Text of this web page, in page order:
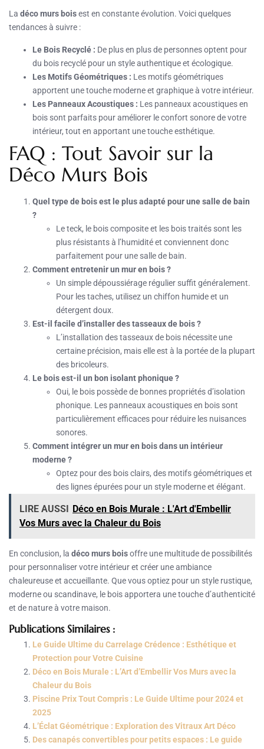
La déco murs boisest en constante évolution. Voici quelques
tendances à suivre :
Le Bois Recyclé : De plus en plus de personnes optent pour
du bois recyclé pour un style authentique et écologique.
Les Motifs Géométriques : Les motifs géométriques
apportent une touche moderne et graphique à votre intérieur.
Les Panneaux Acoustiques : Les panneaux acoustiques en
bois sont parfaits pour améliorer le confort sonore de votre
intérieur, tout en apportant une touche esthétique.
FAQ : Tout Savoir sur la
Déco Murs Bois
Quel type de bois est le plus adapté pour une salle de bain
?
Le teck, le bois composite et les bois traités sont les
plus résistants à l’humidité et conviennent donc
parfaitement pour une salle de bain.
Comment entretenir un mur en bois ?
Un simple dépoussiérage régulier suffit généralement.
Pour les taches, utilisez un chiffon humide et un
détergent doux.
Est-il facile d’installer des tasseaux de bois ?
L’installation des tasseaux de bois nécessite une
certaine précision, mais elle est à la portée de la plupart
des bricoleurs.
Le bois est-il un bon isolant phonique ?
Oui, le bois possède de bonnes propriétés d’isolation
phonique. Les panneaux acoustiques en bois sont
particulièrement efficaces pour réduire les nuisances
sonores.
Comment intégrer un mur en bois dans un intérieur
moderne ?
Optez pour des bois clairs, des motifs géométriques et
des lignes épurées pour un style moderne et élégant.
LIRE AUSSI
Déco en Bois Murale : L'Art d'Embellir
Vos Murs avec la Chaleur du Bois
En conclusion, la déco murs boisoffre une multitude de possibilités
pour personnaliser votre intérieur et créer une ambiance
chaleureuse et accueillante. Que vous optiez pour un style rustique,
moderne ou scandinave, le bois apportera une touche d’authenticité
et de nature à votre maison.
Publications Similaires :
Le Guide Ultime du Carrelage Crédence : Esthétique et
Protection pour Votre Cuisine
Déco en Bois Murale : L’Art d’Embellir Vos Murs avec la
Chaleur du Bois
Piscine Prix Tout Compris : Le Guide Ultime pour 2024 et
2025
L’Éclat Géométrique : Exploration des Vitraux Art Déco
Des canapés convertibles pour petits espaces : Le guide